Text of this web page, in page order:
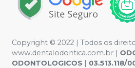
Copyright © 2022 | Todos os
www.dentalodontica.com.br |
ODONTOLOGICOS | 03.513.118/